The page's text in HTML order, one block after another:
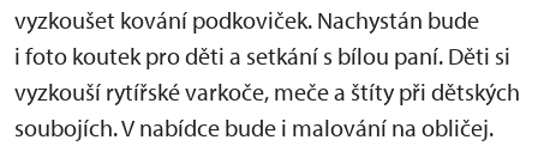
vyzkoušet kování podkoviček. Nachystán bude
i foto koutek pro děti a setkání s bílou paní. Děti si
vyzkouší rytířské varkoče, meče a štíty při dětských
soubojích. V nabídce bude i malování na obličej.